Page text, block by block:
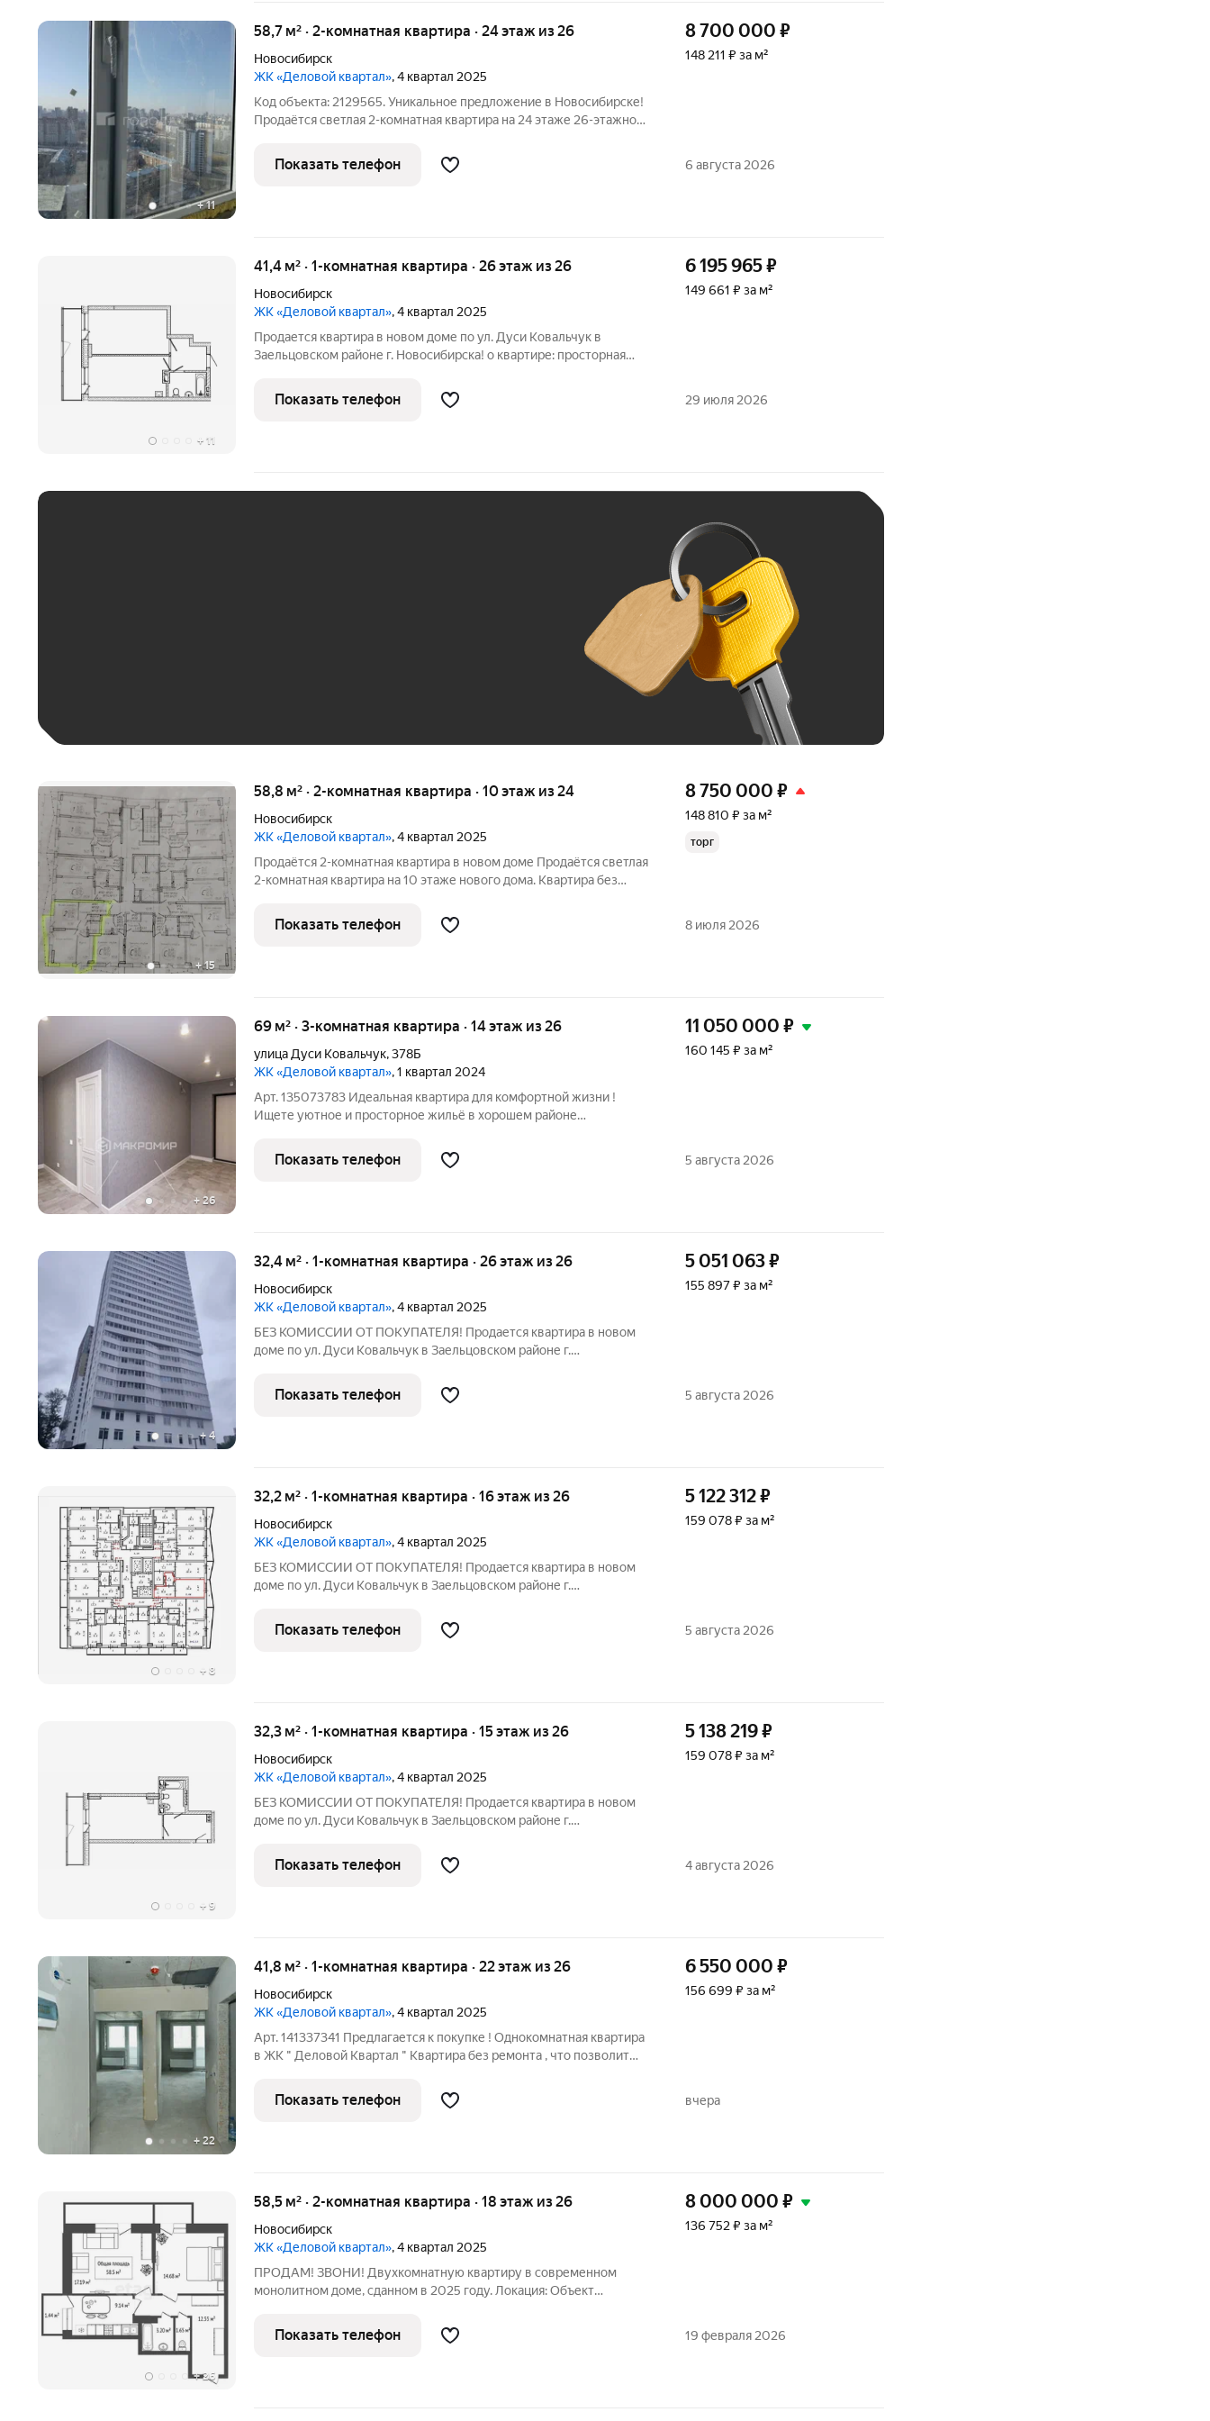
+11
58,7 м² · 2-комнатная квартира · 24 этаж из 26
Новосибирск
ЖК «Деловой квартал», 4 квартал 2025
Код объекта: 2129565. Уникальное предложение в Новосибирске!
Продаётся светлая 2-комнатная квартира на 24 этаже 26-этажного
минут пешком Рядом остановка автобуса и трамвая. Выезд на
8 700 000 ₽
148 211 ₽ за м²
Показать телефон 6 августа 2026
+ 11
41,4 м² · 1-комнатная квартира · 26 этаж из 26
Новосибирск
ЖК «Деловой квартал», 4 квартал 2025
Продается квартира в новом доме по ул. Дуси Ковальчук в
Заельцовском районе г. Новосибирска! о квартире: просторная
совмещенный 4,3 кв.м., кухня 14,8 кв.м., комната 16,9 кв.м. В
квартире
6 195 965₽
149 661 ₽ за м²
Показать телефон 29 июля 2026
+15
58,8 м² · 2-комнатная квартира · 10 этаж из 24
Новосибирск
ЖК «Деловой квартал», 4 квартал 2025
Продаётся 2-комнатная квартира в новом доме Продаётся светлая
2-комнатная квартира на 10 этаже нового дома. Квартира без
и сделать всё по своему вкусу. Удобное расположение: всего 10
минут
8 750 000 ₽
148 810 ₽ за м²
торг
Показать телефон 8 июля 2026
+ 26
69 м² · 3-комнатная квартира · 14 этаж из 26
улица Дуси Ковальчук,378Б
ЖК «Деловой квартал», 1 квартал 2024
Арт. 135073783 Идеальная квартира для комфортной жизни !
Ищете уютное и просторное жильё в хорошем районе
площадью 69 кв. м Расположение и транспортная доступность
Квартира расположена в
11 050 000 ₽
160 145 ₽ за м²
Показать телефон 5 августа 2026
+ 4
32,4 м² · 1-комнатная квартира · 26 этаж из 26
Новосибирск
ЖК «Деловой квартал», 4 квартал 2025
БЕЗ КОМИССИИ ОТ ПОКУПАТЕЛЯ! Продается квартира в новом
доме по ул. Дуси Ковальчук в Заельцовском районе г.
гостиная 19,8 кв.м., просторная прихожая 8,1 кв.м., санузел
совмещенный 4,5 кв.м.,
5 051 063₽
155 897 ₽ за м²
Показать телефон 5 августа 2026
+ 8
32,2 м² · 1-комнатная квартира · 16 этаж из 26
Новосибирск
ЖК «Деловой квартал», 4 квартал 2025
БЕЗ КОМИССИИ ОТ ПОКУПАТЕЛЯ! Продается квартира в новом
доме по ул. Дуси Ковальчук в Заельцовском районе г.
Кухня-гостиная 19,8 кв.м., просторная прихожая 8,1 кв.м., санузел
совмещенный 4,5
5 122 312₽
159 078 ₽ за м²
Показать телефон 5 августа 2026
+ 9
32,3 м² · 1-комнатная квартира · 15 этаж из 26
Новосибирск
ЖК «Деловой квартал», 4 квартал 2025
БЕЗ КОМИССИИ ОТ ПОКУПАТЕЛЯ! Продается квартира в новом
доме по ул. Дуси Ковальчук в Заельцовском районе г.
прихожая 8,1 кв.м., санузел совмещенный 4,5 кв.м., лоджия
застеклена. Выполнена
5 138 219₽
159 078 ₽ за м²
Показать телефон 4 августа 2026
+ 22
41,8 м² · 1-комнатная квартира · 22 этаж из 26
Новосибирск
ЖК «Деловой квартал», 4 квартал 2025
Арт. 141337341 Предлагается к покупке ! Однокомнатная квартира
в ЖК " Деловой Квартал " Квартира без ремонта , что позволит
, оборудован игровыми площадками для детей и взрослых разного
6 550 000 ₽
156 699 ₽ за м²
Показать телефон вчера
+26
58,5 м² · 2-комнатная квартира · 18 этаж из 26
Новосибирск
ЖК «Деловой квартал», 4 квартал 2025
ПРОДАМ! ЗВОНИ! Двухкомнатную квартиру в современном
монолитном доме, сданном в 2025 году. Локация: Объект
«Площадь Калинина» 7 минут пешком Остановка транспорта 1
минута пешком. Рядом
8 000 000 ₽
136 752 ₽ за м²
Показать телефон 19 февраля 2026